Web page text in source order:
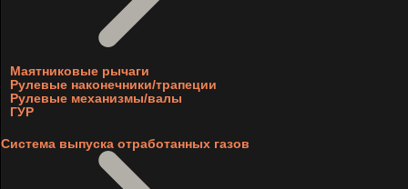
Маятниковые рычаги
Рулевые наконечники/трапеции
Рулевые механизмы/валы
ГУР
Система выпуска отработанных газов